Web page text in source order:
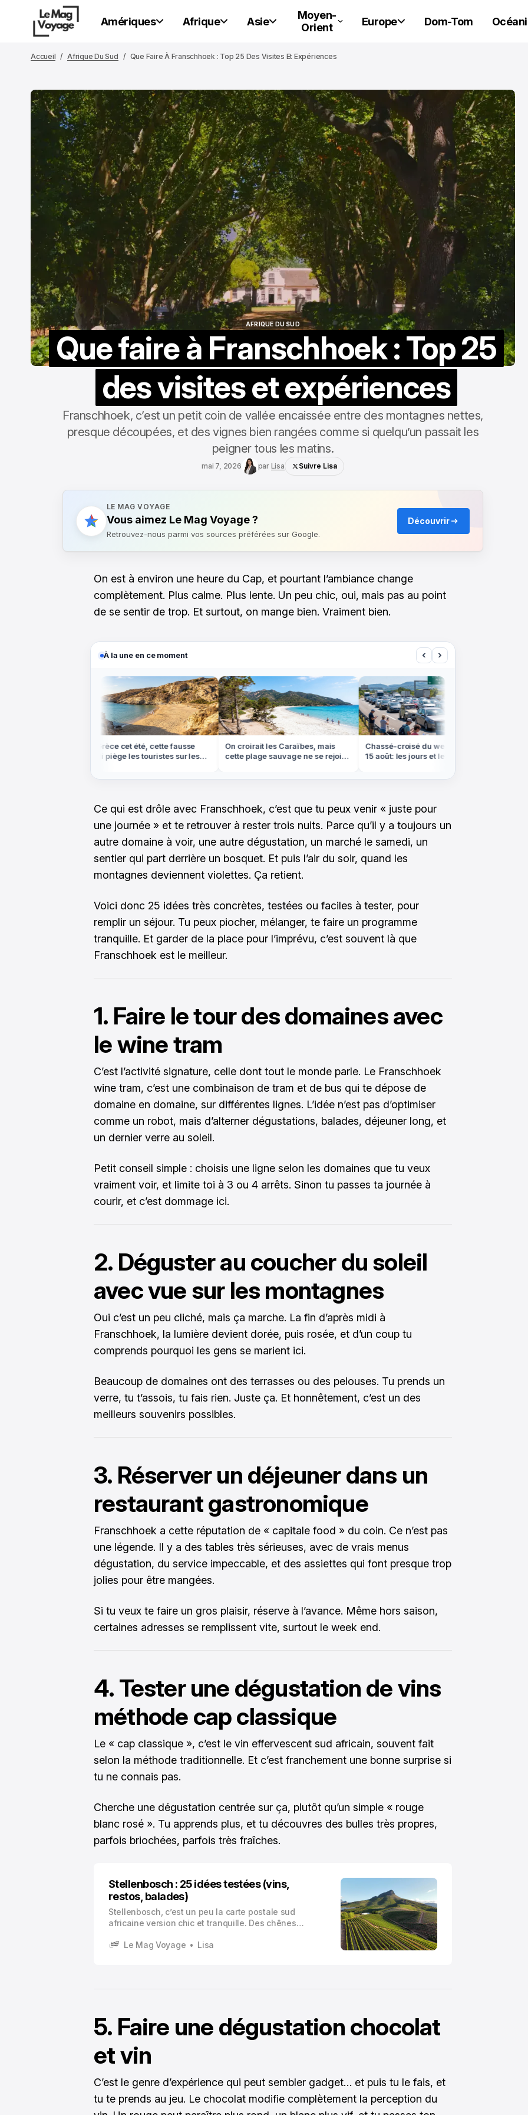
Amériques Afrique Asie
Moyen-
Orient
Europe Dom-Tom
Accueil Afrique Du Sud Que Faire À Franschhoek : Top 25 Des Visites Et Expériences
AFRIQUE DU SUD
Que faire à Franschhoek : Top 25
des visites et expériences
Franschhoek, c’est un petit coin de vallée encaissée entre des montagnes nettes,
presque découpées, et des vignes bien rangées comme si quelqu’un passait les
peigner tous les matins.
mai 7, 2026 par Lisa Suivre Lisa
LE MAG VOYAGE
Vous aimez Le Mag Voyage ?
Retrouvez-nous parmi vos sources préférées sur Google.
Découvrir
On est à environ une heure du Cap, et pourtant l’ambiance change
complètement. Plus calme. Plus lente. Un peu chic, oui, mais pas au point
de se sentir de trop. Et surtout, on mange bien. Vraiment bien.
À la une en ce moment ‹ ›
En Grèce cet été, cette fausse
appli piège les touristes sur les
On croirait les Caraïbes, mais
cette plage sauvage ne se rejoint
Chassé-croisé du week-end du
15 août: les jours et les axes à
Ce qui est drôle avec Franschhoek, c’est que tu peux venir « juste pour
une journée » et te retrouver à rester trois nuits. Parce qu’il y a toujours un
autre domaine à voir, une autre dégustation, un marché le samedi, un
sentier qui part derrière un bosquet. Et puis l’air du soir, quand les
montagnes deviennent violettes. Ça retient.
Voici donc 25 idées très concrètes, testées ou faciles à tester, pour
remplir un séjour. Tu peux piocher, mélanger, te faire un programme
tranquille. Et garder de la place pour l’imprévu, c’est souvent là que
Franschhoek est le meilleur.
1. Faire le tour des domaines avec
le wine tram
C’est l’activité signature, celle dont tout le monde parle. Le Franschhoek
wine tram, c’est une combinaison de tram et de bus qui te dépose de
domaine en domaine, sur différentes lignes. L’idée n’est pas d’optimiser
comme un robot, mais d’alterner dégustations, balades, déjeuner long, et
un dernier verre au soleil.
Petit conseil simple : choisis une ligne selon les domaines que tu veux
vraiment voir, et limite toi à 3 ou 4 arrêts. Sinon tu passes ta journée à
courir, et c’est dommage ici.
2. Déguster au coucher du soleil
avec vue sur les montagnes
Oui c’est un peu cliché, mais ça marche. La fin d’après midi à
Franschhoek, la lumière devient dorée, puis rosée, et d’un coup tu
comprends pourquoi les gens se marient ici.
Beaucoup de domaines ont des terrasses ou des pelouses. Tu prends un
verre, tu t’assois, tu fais rien. Juste ça. Et honnêtement, c’est un des
meilleurs souvenirs possibles.
3. Réserver un déjeuner dans un
restaurant gastronomique
Franschhoek a cette réputation de « capitale food » du coin. Ce n’est pas
une légende. Il y a des tables très sérieuses, avec de vrais menus
dégustation, du service impeccable, et des assiettes qui font presque trop
jolies pour être mangées.
Si tu veux te faire un gros plaisir, réserve à l’avance. Même hors saison,
certaines adresses se remplissent vite, surtout le week end.
4. Tester une dégustation de vins
méthode cap classique
Le « cap classique », c’est le vin effervescent sud africain, souvent fait
selon la méthode traditionnelle. Et c’est franchement une bonne surprise si
tu ne connais pas.
Cherche une dégustation centrée sur ça, plutôt qu’un simple « rouge
blanc rosé ». Tu apprends plus, et tu découvres des bulles très propres,
parfois briochées, parfois très fraîches.
Stellenbosch : 25 idées testées (vins,
restos, balades)
Stellenbosch, c’est un peu la carte postale sud
africaine version chic et tranquille. Des chênes
si on était tombé dans un décor, et puis cette idée
Le Mag Voyage Lisa
5. Faire une dégustation chocolat
et vin
C’est le genre d’expérience qui peut sembler gadget… et puis tu le fais, et
tu te prends au jeu. Le chocolat modifie complètement la perception du